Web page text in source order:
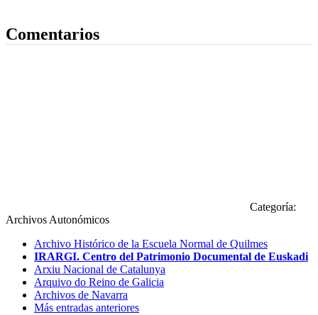
Comentarios
Categoría:
Archivos Autonómicos
Archivo Histórico de la Escuela Normal de Quilmes
IRARGI. Centro del Patrimonio Documental de Euskadi
Arxiu Nacional de Catalunya
Arquivo do Reino de Galicia
Archivos de Navarra
Más entradas anteriores